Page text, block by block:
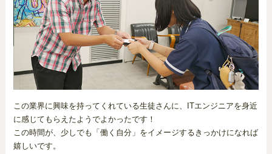
この業界に興味を持ってくれている生徒さんに、ITエンジニアを身近
に感じてもらえたようでよかったです！
この時間が、少しでも「働く自分」をイメージするきっかけになれば
嬉しいです。